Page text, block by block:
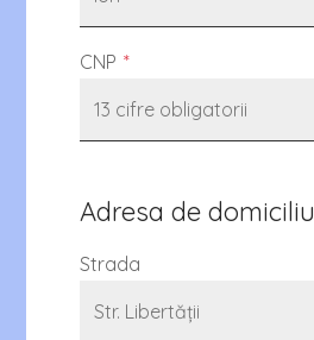
CNP *
Adresa de domiciliu
Strada